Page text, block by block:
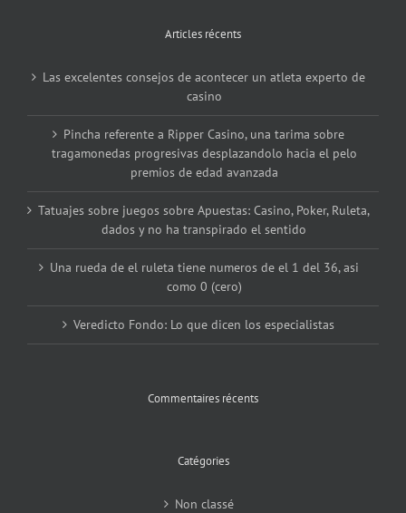
Articles récents
Las excelentes consejos de acontecer un atleta experto de
casino
Pincha referente a Ripper Casino, una tarima sobre
tragamonedas progresivas desplazandolo hacia el pelo
premios de edad avanzada
Tatuajes sobre juegos sobre Apuestas: Casino, Poker, Ruleta,
dados y no ha transpirado el sentido
Una rueda de el ruleta tiene numeros de el 1 del 36, asi
como 0 (cero)
Veredicto Fondo: Lo que dicen los especialistas
Commentaires récents
Catégories
Non classé